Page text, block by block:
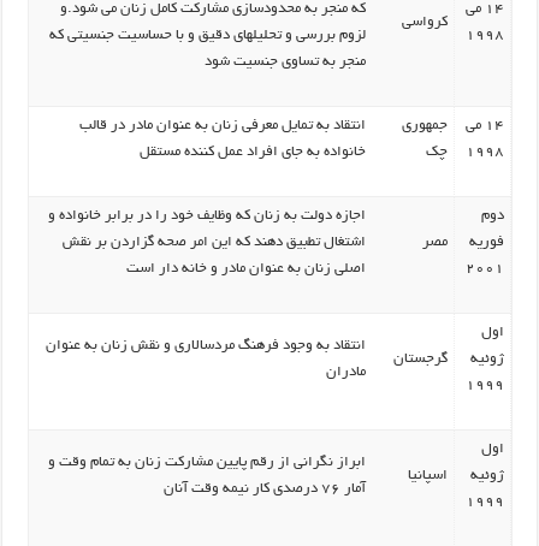
14 می
1998
کرواسی
که منجر به محدودسازی مشارکت کامل زنان می شود.و
لزوم بررسی و تحلیلهای دقیق و با حساسیت جنسیتی که
منجر به تساوی جنسیت شود
14 می
1998
جمهوری
چک
انتقاد به تمایل معرفی زنان به عنوان مادر در قالب
خانواده به جای افراد عمل کننده مستقل
دوم
فوریه
2001
مصر
اجازه دولت به زنان که وظایف خود را در برابر خانواده و
اشتغال تطبیق دهند که این امر صحه گزاردن بر نقش
اصلی زنان به عنوان مادر و خانه دار است
اول
ژوئیه
1999
گرجستان
انتقاد به وجود فرهنگ مردسالاری و نقش زنان به عنوان
مادران
اول
ژوئیه
1999
اسپانیا
ابراز نگرانی از رقم پایین مشارکت زنان به تمام وقت و
آمار 76 درصدی کار نیمه وقت آنان